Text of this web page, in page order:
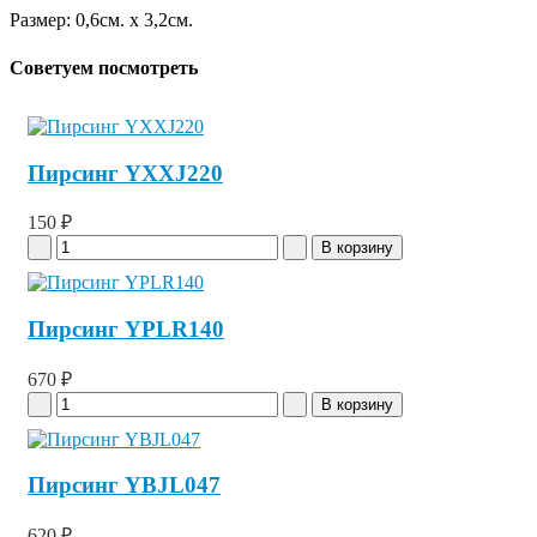
Размер: 0,6см. x 3,2см.
Советуем посмотреть
Пирсинг YXXJ220
150 ₽
Пирсинг YPLR140
670 ₽
Пирсинг YBJL047